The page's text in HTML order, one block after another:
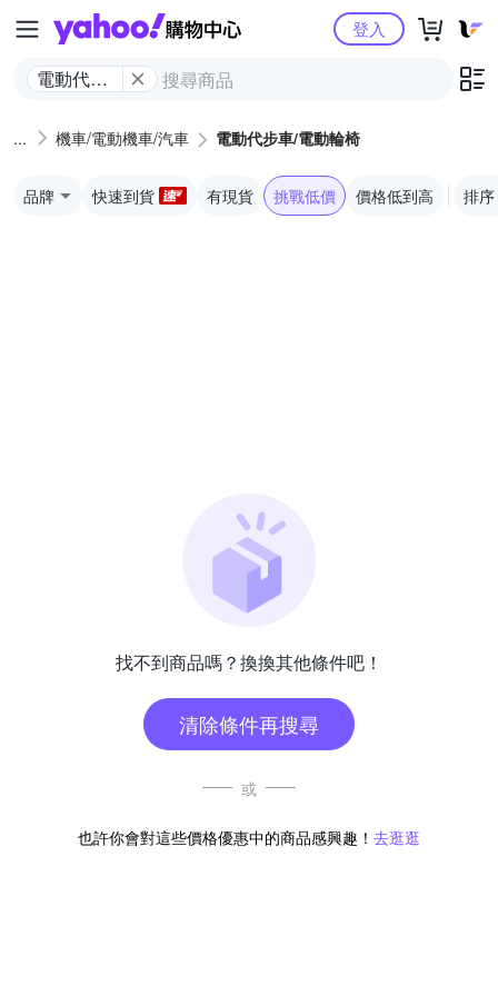
Yahoo購物中心
電動代步
椅
登入
機車/電動機車/汽車 電動代步車/電動輪椅
品牌 快速到貨 有現貨 挑戰低價 價格低到高 排序
找不到商品嗎？換換其他條件吧！
清除條件再搜尋
或
也許你會對這些價格優惠中的商品感興趣！ 去逛逛